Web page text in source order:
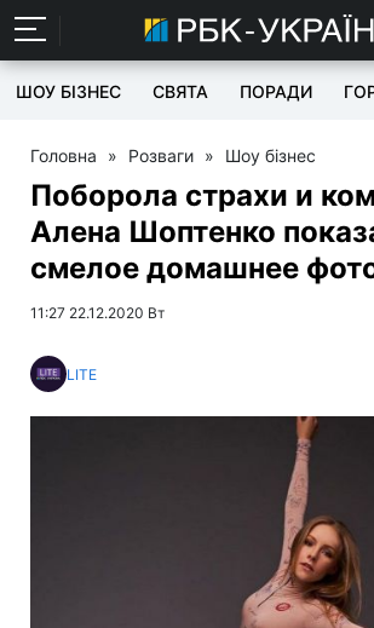
ШОУ БІЗНЕС СВЯТА ПОРАДИ
Головна » Розваги » Шоу бізнес
Поборола страхи и
Алена Шоптенко
смелое домашнее
11:27 22.12.2020 Вт
LITE